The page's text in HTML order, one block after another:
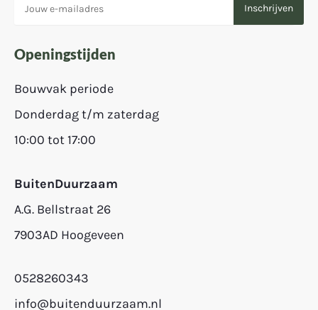
Openingstijden
Bouwvak periode
Donderdag t/m zaterdag
10:00 tot 17:00
BuitenDuurzaam
A.G. Bellstraat 26
7903AD Hoogeveen
0528260343
info@buitenduurzaam.nl